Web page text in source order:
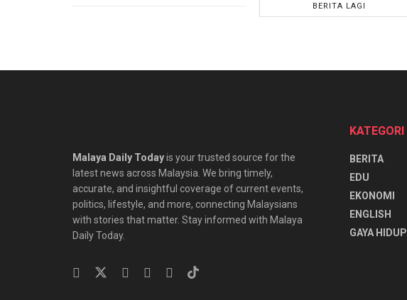
BERITA LAGI
Malaya Daily Todayis your trusted source for the
latest news across Malaysia. We bring timely,
accurate, and insightful coverage of current events,
politics, lifestyle, and more, connecting Malaysians
with stories that matter. Stay informed with Malaya
Daily Today.
KATEGORI
BERITA
EDU
EKONOMI
ENGLISH
⁠GAYA HIDUP